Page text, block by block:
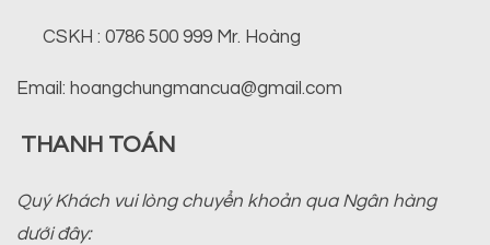
CSKH : 0786 500 999 Mr. Hoàng
Email: hoangchungmancua@gmail.com
THANH TOÁN
Quý Khách vui lòng chuyển khoản qua Ngân hàng
dưới đây: